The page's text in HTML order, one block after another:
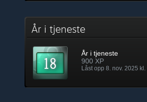
År i tjeneste
År i tjeneste
900 XP
Låst opp 8. nov. 2025 kl.